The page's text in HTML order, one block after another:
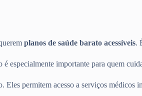
planos de saúde barato acessíveis.
especialmente importante para quem
Eles permitem acesso a serviços